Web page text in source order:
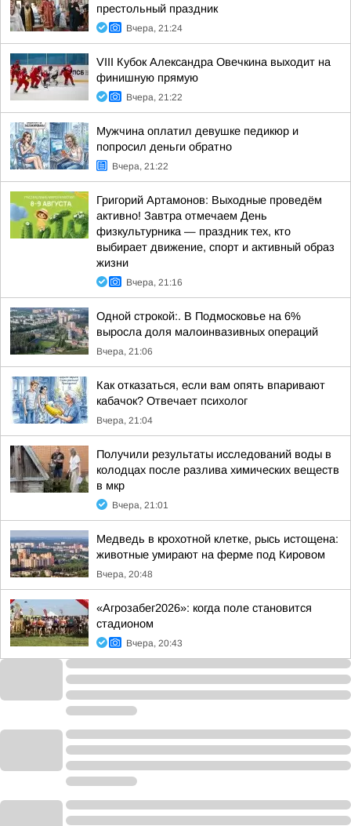
престольный праздник
Вчера, 21:24
VIII Кубок Александра Овечкина выходит на
финишную прямую
Вчера, 21:22
Мужчина оплатил девушке педикюр и
попросил деньги обратно
Вчера, 21:22
Григорий Артамонов: Выходные проведём
активно! Завтра отмечаем День
физкультурника — праздник тех, кто
выбирает движение, спорт и активный образ
жизни
Вчера, 21:16
Одной строкой:. В Подмосковье на 6%
выросла доля малоинвазивных операций
Вчера, 21:06
Как отказаться, если вам опять впаривают
кабачок? Отвечает психолог
Вчера, 21:04
Получили результаты исследований воды в
колодцах после разлива химических веществ
в мкр
Вчера, 21:01
Медведь в крохотной клетке, рысь истощена:
животные умирают на ферме под Кировом
Вчера, 20:48
«Агрозабег2026»: когда поле становится
стадионом
Вчера, 20:43